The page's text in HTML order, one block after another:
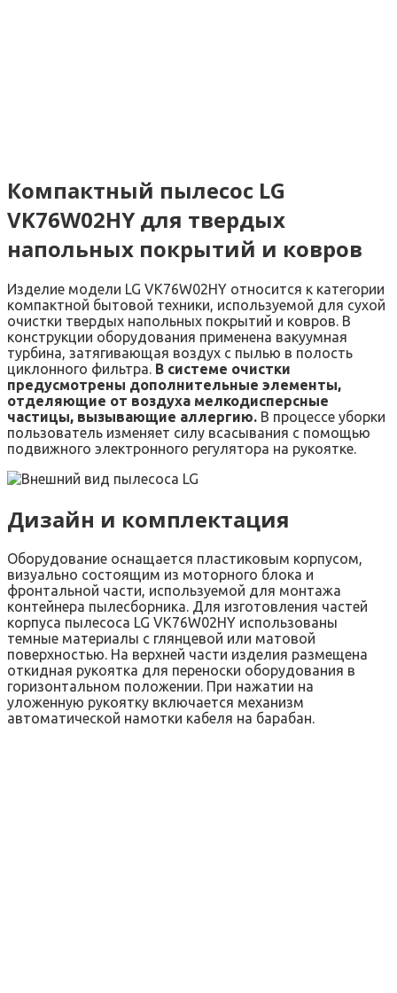
Компактный пылесос LG
VK76W02HY для твердых
напольных покрытий и ковров
Изделие модели LG VK76W02HY относится к категории
компактной бытовой техники, используемой для сухой
очистки твердых напольных покрытий и ковров. В
конструкции оборудования применена вакуумная
турбина, затягивающая воздух с пылью в полость
циклонного фильтра. В системе очистки
предусмотрены дополнительные элементы,
отделяющие от воздуха мелкодисперсные
частицы, вызывающие аллергию. В процессе уборки
пользователь изменяет силу всасывания с помощью
подвижного электронного регулятора на рукоятке.
Дизайн и комплектация
Оборудование оснащается пластиковым корпусом,
визуально состоящим из моторного блока и
фронтальной части, используемой для монтажа
контейнера пылесборника. Для изготовления частей
корпуса пылесоса LG VK76W02HY использованы
темные материалы с глянцевой или матовой
поверхностью. На верхней части изделия размещена
откидная рукоятка для переноски оборудования в
горизонтальном положении. При нажатии на
уложенную рукоятку включается механизм
автоматической намотки кабеля на барабан.